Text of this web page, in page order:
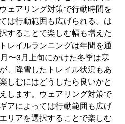
ェアリング対策で行動時間を
は行動範囲も広げられる。は
することで楽しむ幅も増えた
レイルランニングは年間を通
〜3月上旬にかけた冬季は寒
、降雪したトレイル状況もあ
しむにはどうしたら良いかと
します。ウェアリング対策で
アによっては行動範囲も広げ
リアを選択することで楽しむ